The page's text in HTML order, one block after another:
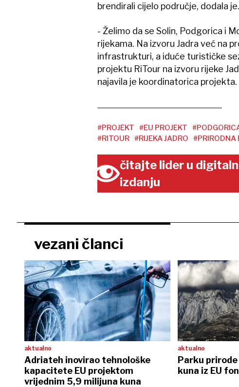
brendirali cijelo područje, dodala je.
- Želimo da se Solin, Podgorica i
rijekama. Na izvoru Jadra već na
infrastrukturi, a iduće turističke
projektu RiTour na izvoru rijeke
najavila je koordinatorica projekta.
#PROJEKT #EU PROJEKT
#RITOUR #RIJEKA JADRO #PRIRODNA
čitajte lider u
izdanju
vezani članci
aktualno
Adriateh inovirao tehnološke
kapacitete EU projektom
vrijednim 5,9 milijuna kuna
aktualno
Parku
kuna iz EU